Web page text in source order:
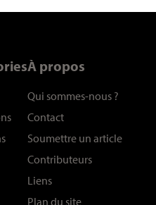
À propos
Qui sommes-nous ?
Contact
Soumettre un article
Contributeurs
Liens
Plan du site